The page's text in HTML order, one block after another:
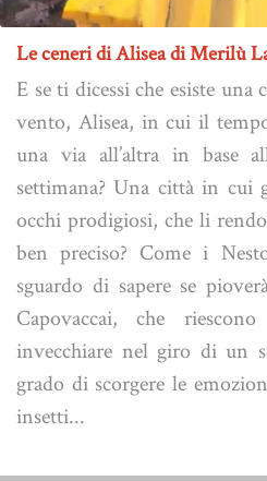
Le ceneri di Alisea di Merilù
E se ti dicessi che esiste
vento, Alisea, in cui il
una via all’altra in base
settimana? Una città in cui
occhi prodigiosi, che li
ben preciso? Come i
sguardo di sapere se
Capovaccai, che
invecchiare nel giro di un
grado di scorgere le
insetti...